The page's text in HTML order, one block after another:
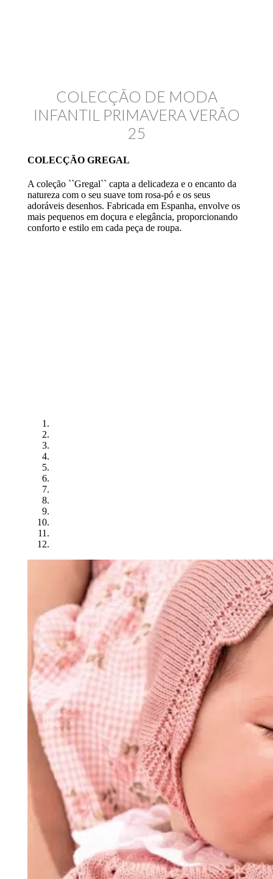
COLECÇÃO DE MODA
INFANTIL PRIMAVERA VERÃO
25
COLECÇÃO GREGAL
A coleção ``Gregal`` capta a delicadeza e o encanto da
natureza com o seu suave tom rosa-pó e os seus
adoráveis desenhos. Fabricada em Espanha, envolve os
mais pequenos em doçura e elegância, proporcionando
conforto e estilo em cada peça de roupa.